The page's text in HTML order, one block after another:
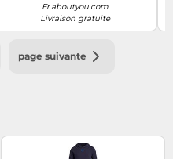
Fr.aboutyou.com
Livraison gratuite
page suivante